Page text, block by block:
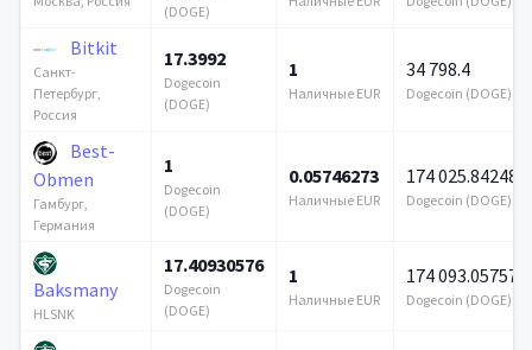
(DOGE)
Bitkit
Санкт-
Петербург,
Россия
17.3992
Dogecoin
(DOGE)
1
Наличные EUR
34 798.4
Dogecoin (DOGE)
Best-
Obmen
Гамбург,
Германия
1
Dogecoin
(DOGE)
0.05746273
Наличные EUR
174 025.842489
Dogecoin (DOGE)
Baksmany
HLSNK
17.40930576
Dogecoin
(DOGE)
1
Наличные EUR
174 093.057574
Dogecoin (DOGE)